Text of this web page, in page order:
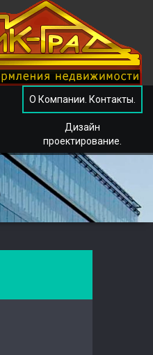
О Компании. Контакты.
Дизайн
проектирование.